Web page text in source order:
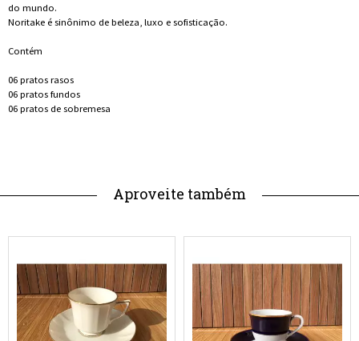
do mundo.
Noritake é sinônimo de beleza, luxo e sofisticação.
Contém
06 pratos rasos
06 pratos fundos
06 pratos de sobremesa
Aproveite também